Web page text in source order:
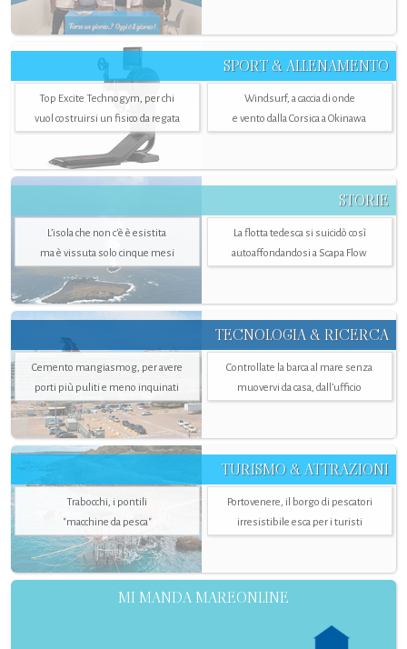
SPORT & ALLENAMENTO
Top Excite Technogym, per chi
vuol costruirsi un fisico da regata
Windsurf, a caccia di onde
e vento dalla Corsica a Okinawa
STORIE
L’isola che non c'è è esistita
ma è vissuta solo cinque mesi
La flotta tedesca si suicidò così
autoaffondandosi a Scapa Flow
TECNOLOGIA & RICERCA
Cemento mangiasmog, per avere
porti più puliti e meno inquinati
Controllate la barca al mare senza
muovervi da casa, dall’ufficio
TURISMO & ATTRAZIONI
Trabocchi, i pontili
"macchine da pesca"
Portovenere, il borgo di pescatori
irresistibile esca per i turisti
MI MANDA MAREONLINE